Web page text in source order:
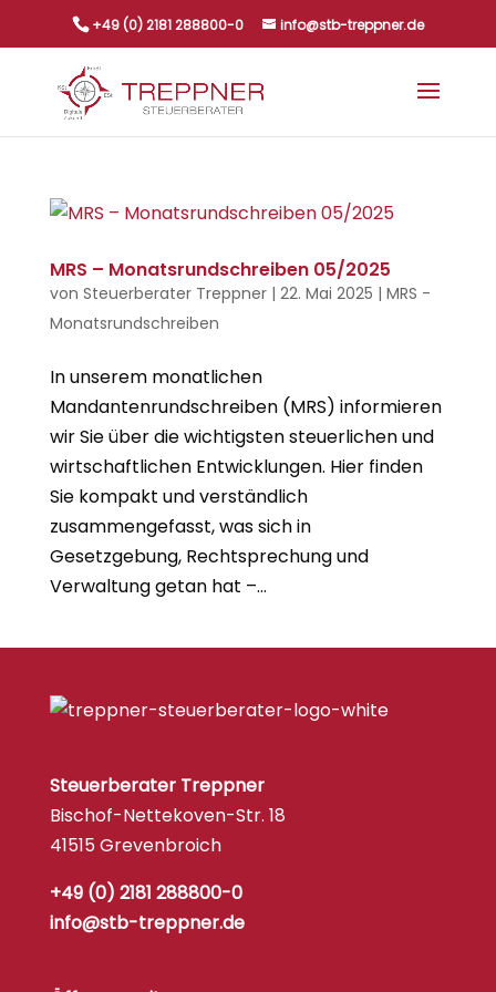
+49 (0) 2181 288800-0 info@stb-treppner.de
MRS – Monatsrundschreiben 05/2025
von Steuerberater Treppner| 22. Mai 2025 | MRS -
Monatsrundschreiben
In unserem monatlichen
Mandantenrundschreiben (MRS) informieren
wir Sie über die wichtigsten steuerlichen und
wirtschaftlichen Entwicklungen. Hier finden
Sie kompakt und verständlich
zusammengefasst, was sich in
Gesetzgebung, Rechtsprechung und
Verwaltung getan hat –...
Steuerberater Treppner
Bischof-Nettekoven-Str. 18
41515 Grevenbroich
+49 (0) 2181 288800-0
info@stb-treppner.de